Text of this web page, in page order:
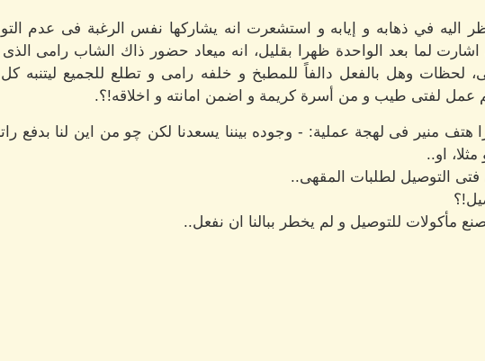
اليه في ذهابه و إيابه و استشعرت انه يشاركها نفس الرغبة فى عدم
لما بعد الواحدة ظهرا بقليل، انه ميعاد حضور ذاك الشاب رامى
لحظات وهل بالفعل دالفاً للمطبخ و خلفه رامى و تطلع للجميع ليتنبه
لفتى طيب و من أسرة كريمة و اضمن امانته و اخلاقه!؟.
هتف منير فى لهجة عملية: - وجوده بيننا يسعدنا لكن چو من اين لنا بدفع
او..
التوصيل لطلبات المقهى..
مأكولات للتوصيل و لم يخطر ببالنا ان نفعل..